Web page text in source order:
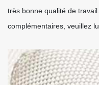
très bonne qualité de
complémentaires, veuillez